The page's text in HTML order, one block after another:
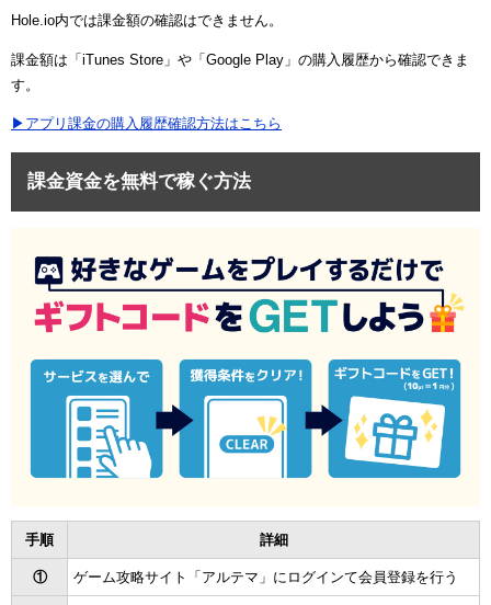
Hole.io内では課金額の確認はできません。
課金額は「iTunes Store」や「Google Play」の購入履歴から確認できま
す。
▶アプリ課金の購入履歴確認方法はこちら
課金資金を無料で稼ぐ方法
手順 詳細
① ゲーム攻略サイト「アルテマ」にログインて会員登録を行う